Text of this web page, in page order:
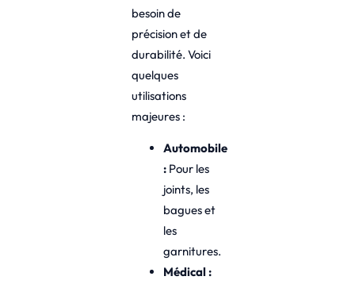
besoin de
précision et de
durabilité. Voici
quelques
utilisations
majeures :
Automobile
: Pour les
joints, les
bagues et
les
garnitures.
Médical :